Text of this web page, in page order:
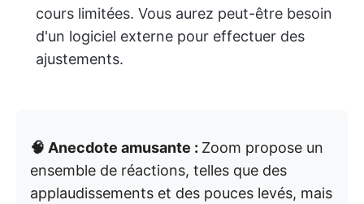
cours limitées. Vous aurez peut-être besoin
d'un logiciel externe pour effectuer des
ajustements.
🧠 Anecdote amusante : Zoom propose un
ensemble de réactions, telles que des
applaudissements et des pouces levés, mais